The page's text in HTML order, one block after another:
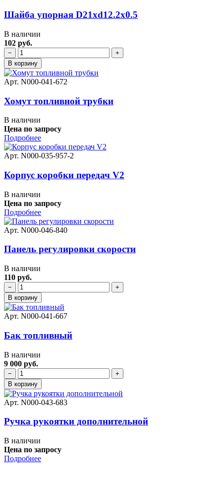
Шайба упорная D21xd12.2x0.5
В наличии
102 руб.
−
+
В корзину
Арт. N000-041-672
Хомут топливной трубки
В наличии
Цена по запросу
Подробнее
Арт. N000-035-957-2
Корпус коробки передач V2
В наличии
Цена по запросу
Подробнее
Арт. N000-046-840
Панель регулировки скорости
В наличии
110 руб.
−
+
В корзину
Арт. N000-041-667
Бак топливный
В наличии
9 000 руб.
−
+
В корзину
Арт. N000-043-683
Ручка рукоятки дополнительной
В наличии
Цена по запросу
Подробнее